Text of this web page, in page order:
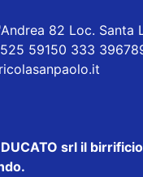
82 Loc. Santa
59150 333
DUCATO srl il